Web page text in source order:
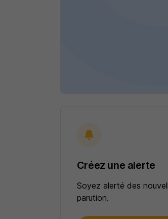
Créez une alerte
Soyez alerté des
parution.